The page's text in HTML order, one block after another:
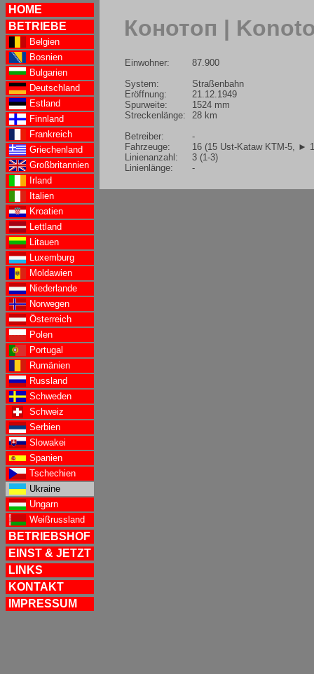
HOME
BETRIEBE
Belgien
Bosnien
Bulgarien
Deutschland
Estland
Finnland
Frankreich
Griechenland
Großbritannien
Irland
Italien
Kroatien
Lettland
Litauen
Luxemburg
Moldawien
Niederlande
Norwegen
Österreich
Polen
Portugal
Rumänien
Russland
Schweden
Schweiz
Serbien
Slowakei
Spanien
Tschechien
Ukraine
Ungarn
Weißrussland
BETRIEBSHOF
EINST & JETZT
LINKS
KONTAKT
IMPRESSUM
Конотоп |
Einwohner:
System:
Eröffnung:
Spurweite:
Streckenlänge:
Betreiber:
Fahrzeuge:
Linienanzahl:
Linienlänge:
87.900
Straßenbahn
21.12.1949
1524 mm
28 km
-
16 (15 Ust-Kataw KTM-5,
► 1
3 (1-3)
-